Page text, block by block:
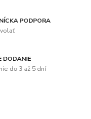
PODPORA
DODANIE
do 3 až 5 dní